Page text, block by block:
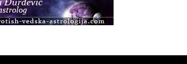
radionica za izscjeljivanje pranom (Basic
course)